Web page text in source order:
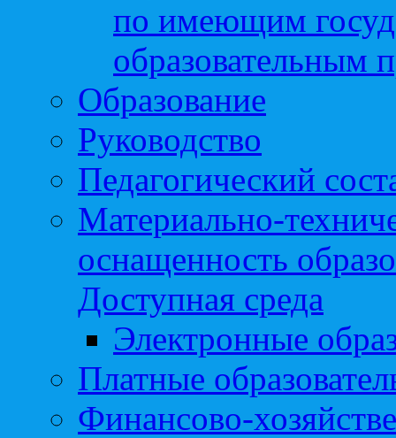
по имеющим
образовательным
Образование
Руководство
Педагогический
Материально-
оснащенность
Доступная среда
Электронные
Платные
Финансово-